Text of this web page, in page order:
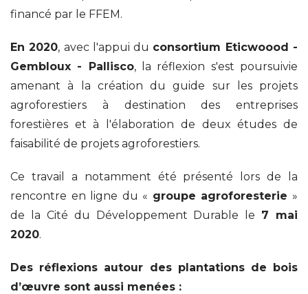
financé par le FFEM.
En 2020, avec l'appui du consortium Eticwoood -
Gembloux - Pallisco, la réflexion s'est poursuivie
amenant à la création du guide sur les projets
agroforestiers à destination des entreprises
forestières et à l'élaboration de deux études de
faisabilité de projets agroforestiers.
Ce travail a notamment été présenté lors de la
rencontre en ligne du « groupe agroforesterie »
de la Cité du Développement Durable le 7 mai
2020.
Des réflexions autour des plantations de bois
d’œuvre sont aussi menées :